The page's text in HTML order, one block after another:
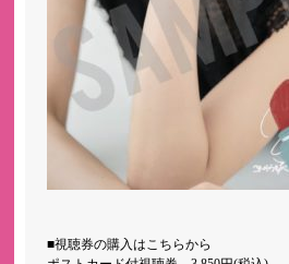
■視聴券の購入はこちらから